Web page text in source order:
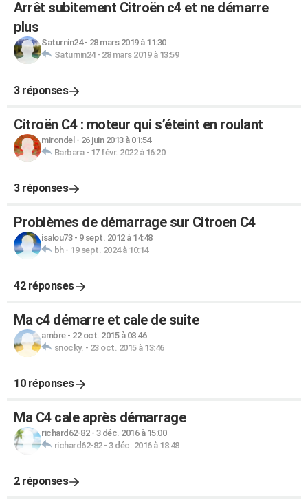
Arrêt subitement Citroën c4 et ne démarre
plus
Saturnin24- 28 mars 2019 à 11:30
Saturnin24- 28 mars 2019 à 13:59
3 réponses
Citroën C4 : moteur qui s’éteint en roulant
mirondel - 26 juin 2013 à 01:54
Barbara- 17 févr. 2022 à 16:20
3 réponses
Problèmes de démarrage sur Citroen C4
isalou73- 9 sept. 2012 à 14:48
bh- 19 sept. 2024 à 10:14
42 réponses
Ma c4 démarre et cale de suite
ambre- 22 oct. 2015 à 08:46
snocky. - 23 oct. 2015 à 13:46
10 réponses
Ma C4 cale après démarrage
richard62-82- 3 déc. 2016 à 15:00
richard62-82- 3 déc. 2016 à 18:48
2 réponses